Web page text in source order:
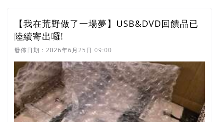
【我在荒野做了一場夢】USB&DVD回饋品已
陸續寄出囉!
發佈日期： 2026年6月25日 09:00